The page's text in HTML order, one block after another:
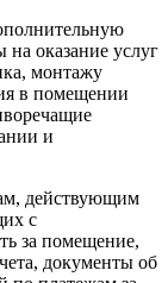
на оказание услуг
монтажу
в помещении
и
действующим
с
за помещение,
документы об